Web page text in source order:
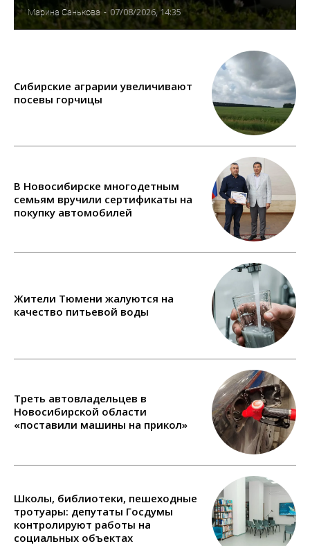
Марина Санькова - 07/08/2026, 14:35
Сибирские аграрии увеличивают
посевы горчицы
В Новосибирске многодетным
семьям вручили сертификаты на
покупку автомобилей
Жители Тюмени жалуются на
качество питьевой воды
Треть автовладельцев в
Новосибирской области
«поставили машины на прикол»
Школы, библиотеки, пешеходные
тротуары: депутаты Госдумы
контролируют работы на
социальных объектах